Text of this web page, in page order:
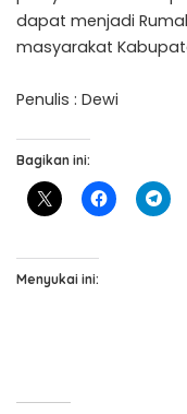
dapat menjadi
masyarakat
Penulis : Dewi
Bagikan ini:
Menyukai ini: